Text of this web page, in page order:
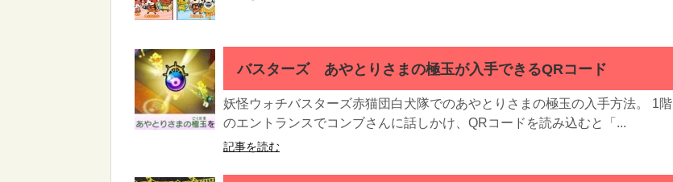
バスターズ あやとりさまの極玉が入手できるQRコード
妖怪ウォチバスターズ赤猫団白犬隊でのあやとりさまの極玉の入手方法。 1階
のエントランスでコンブさんに話しかけ、QRコードを読み込むと「...
記事を読む